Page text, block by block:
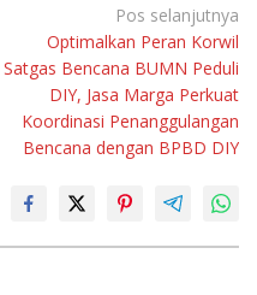
Pos selanjutnya
Optimalkan Peran Korwil
Satgas Bencana BUMN Peduli
DIY, Jasa Marga Perkuat
Koordinasi Penanggulangan
Bencana dengan BPBD DIY